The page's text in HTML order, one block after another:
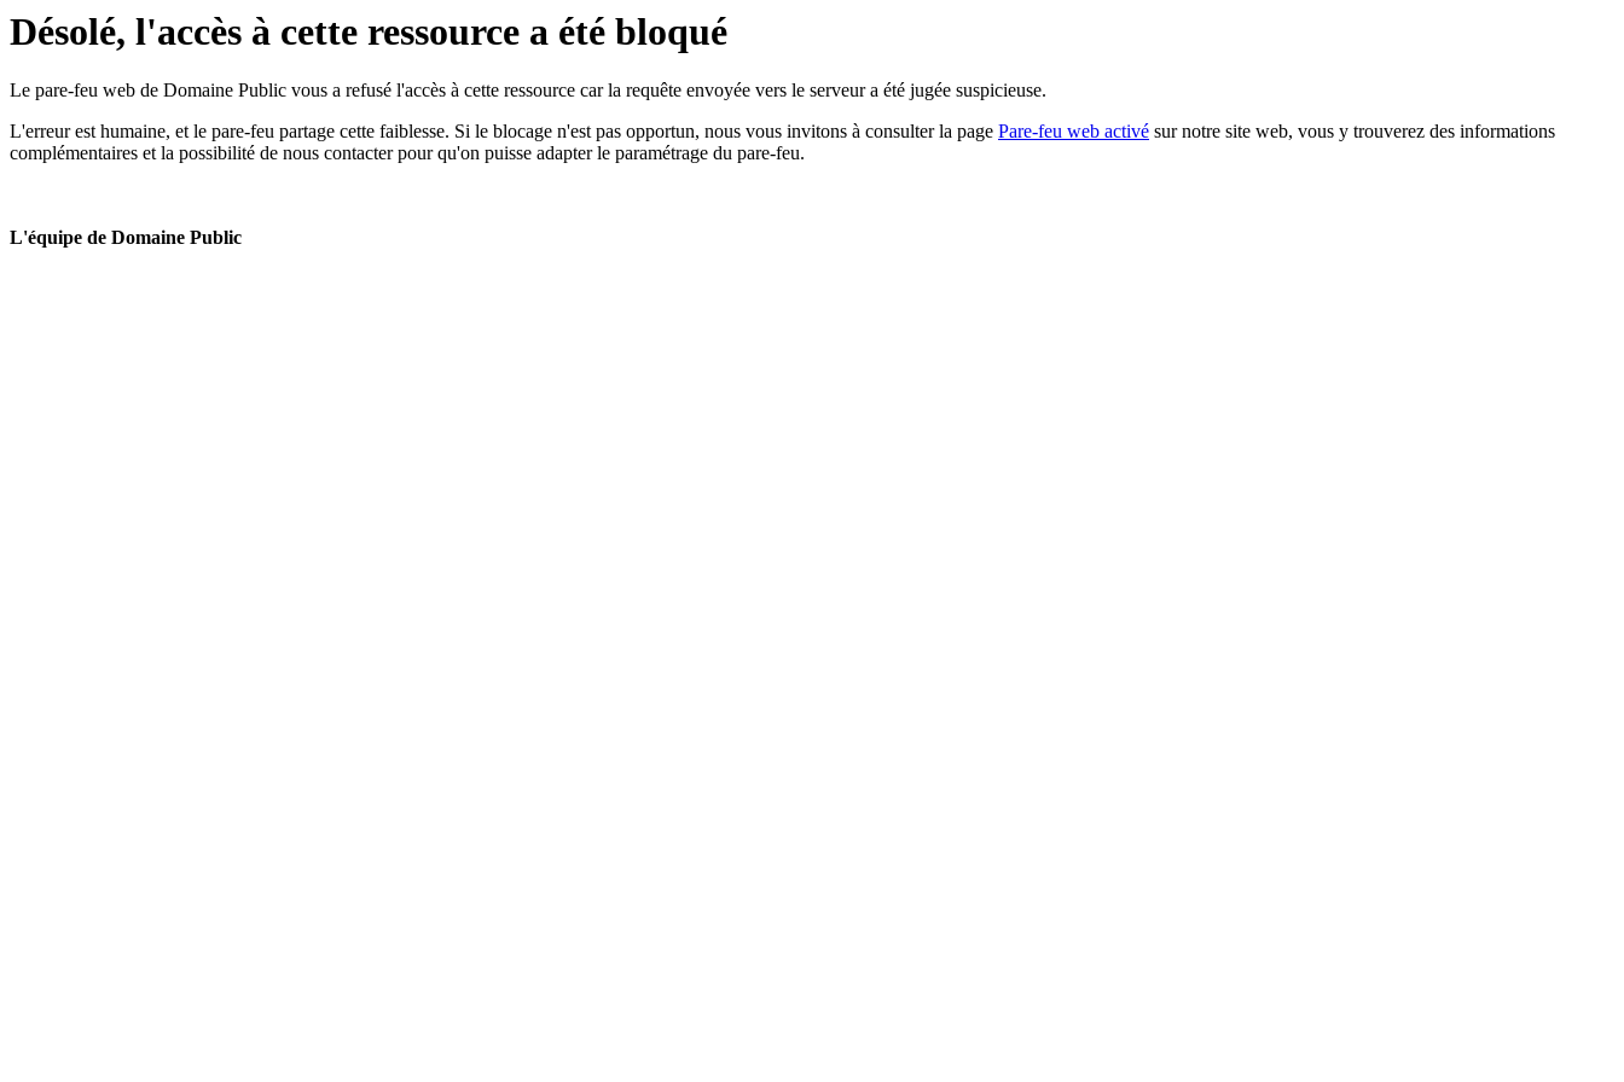
Désolé, l'accès à cette ressource a été bloqué
Le pare-feu web de Domaine Public vous a refusé l'accès à cette ressource car la requête envoyée vers le serveur a été jugée suspicieuse.
L'erreur est humaine, et le pare-feu partage cette faiblesse. Si le blocage n'est pas opportun, nous vous invitons à consulter la page Pare-feu web activé sur notre site web, vous y trouverez des informations
complémentaires et la possibilité de nous contacter pour qu'on puisse adapter le paramétrage du pare-feu.
L'équipe de Domaine Public